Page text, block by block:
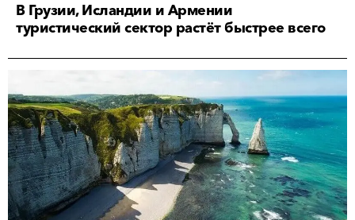
В Грузии, Исландии и Армении
туристический сектор растёт быстрее всего